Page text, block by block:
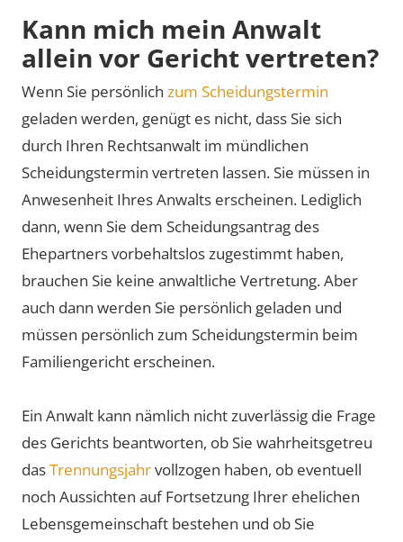
transmit data to this third party.
Video laden
Kann mich mein Anwalt
allein vor Gericht vertreten?
Wenn Sie persönlich zum Scheidungstermin
geladen werden, genügt es nicht, dass Sie sich
durch Ihren Rechtsanwalt im mündlichen
Scheidungstermin vertreten lassen. Sie müssen in
Anwesenheit Ihres Anwalts erscheinen. Lediglich
dann, wenn Sie dem Scheidungsantrag des
Ehepartners vorbehaltslos zugestimmt haben,
brauchen Sie keine anwaltliche Vertretung. Aber
auch dann werden Sie persönlich geladen und
müssen persönlich zum Scheidungstermin beim
Familiengericht erscheinen.
Ein Anwalt kann nämlich nicht zuverlässig die Frage
des Gerichts beantworten, ob Sie wahrheitsgetreu
dasTrennungsjahrvollzogen haben, ob eventuell
noch Aussichten auf Fortsetzung Ihrer ehelichen
Lebensgemeinschaft bestehen und ob Sie